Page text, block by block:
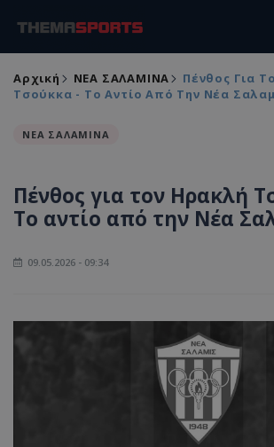
Αρχική ΝΕΑ ΣΑΛΑΜΙΝΑ
Πένθος Για
Τσούκκα - Το Αντίο Από Την Νέα
ΝΕΑ ΣΑΛΑΜΙΝΑ
Πένθος για τον Ηρακλή
Το αντίο από την Νέα
09.05.2026 - 09:34